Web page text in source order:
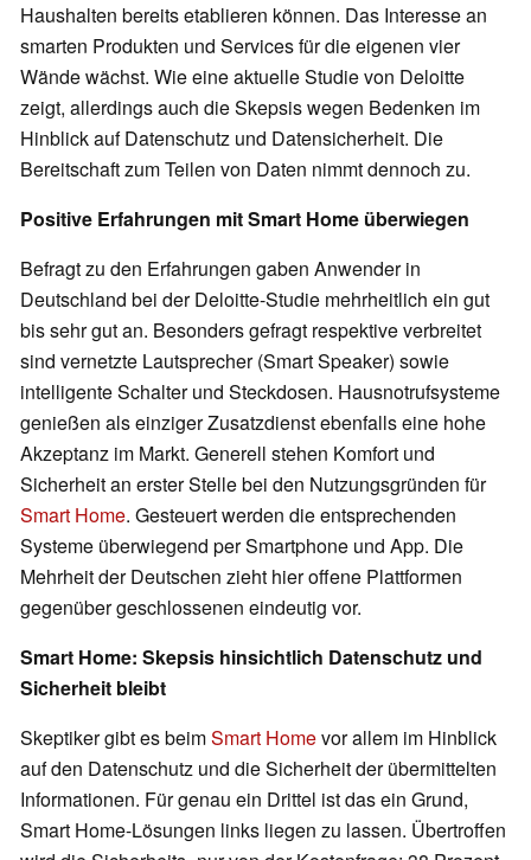
Haushalten bereits etablieren können. Das Interesse an
smarten Produkten und Services für die eigenen vier
Wände wächst. Wie eine aktuelle Studie von Deloitte
zeigt, allerdings auch die Skepsis wegen Bedenken im
Hinblick auf Datenschutz und Datensicherheit. Die
Bereitschaft zum Teilen von Daten nimmt dennoch zu.
Positive Erfahrungen mit Smart Home überwiegen
Befragt zu den Erfahrungen gaben Anwender in
Deutschland bei der Deloitte-Studie mehrheitlich ein gut
bis sehr gut an. Besonders gefragt respektive verbreitet
sind vernetzte Lautsprecher (Smart Speaker) sowie
intelligente Schalter und Steckdosen. Hausnotrufsysteme
genießen als einziger Zusatzdienst ebenfalls eine hohe
Akzeptanz im Markt. Generell stehen Komfort und
Sicherheit an erster Stelle bei den Nutzungsgründen für
Smart Home. Gesteuert werden die entsprechenden
Systeme überwiegend per Smartphone und App. Die
Mehrheit der Deutschen zieht hier offene Plattformen
gegenüber geschlossenen eindeutig vor.
Smart Home: Skepsis hinsichtlich Datenschutz und
Sicherheit bleibt
Skeptiker gibt es beimSmart Homevor allem im Hinblick
auf den Datenschutz und die Sicherheit der übermittelten
Informationen. Für genau ein Drittel ist das ein Grund,
Smart Home-Lösungen links liegen zu lassen. Übertroffen